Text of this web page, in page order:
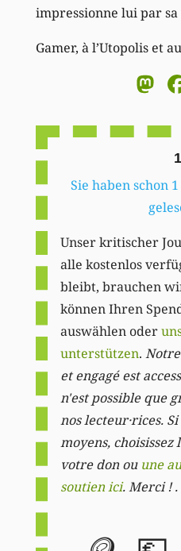
impressionne lui par
Gamer, à l’Utopolis et
1
Sie haben schon
Unser kritischer
alle kostenlos
bleibt, brauchen
können Ihren
auswählen oder
unterstützen.
et engagé est
n'est possible que
nos lecteur·rices.
moyens, choisissez
votre don ou une
soutien ici. Merci ! .